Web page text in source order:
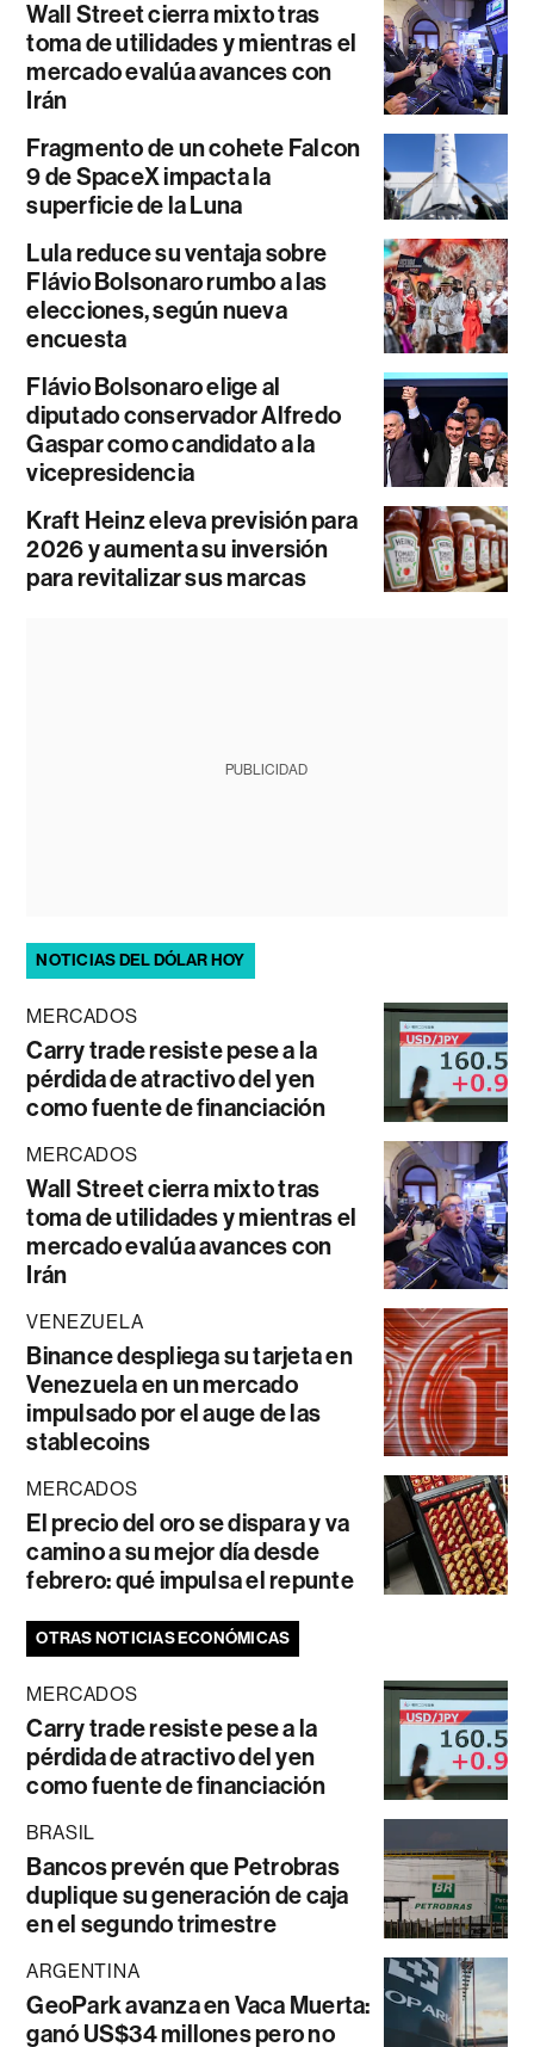
Wall Street cierra mixto tras
toma de utilidades y mientras el
mercado evalúa avances con
Irán
Fragmento de un cohete Falcon
9 de SpaceX impacta la
superficie de la Luna
Lula reduce su ventaja sobre
Flávio Bolsonaro rumbo a las
elecciones, según nueva
encuesta
Flávio Bolsonaro elige al
diputado conservador Alfredo
Gaspar como candidato a la
vicepresidencia
Kraft Heinz eleva previsión para
2026 y aumenta su inversión
para revitalizar sus marcas
PUBLICIDAD
NOTICIAS DEL DÓLAR HOY
MERCADOS
Carry trade resiste pese a la
pérdida de atractivo del yen
como fuente de financiación
MERCADOS
Wall Street cierra mixto tras
toma de utilidades y mientras el
mercado evalúa avances con
Irán
VENEZUELA
Binance despliega su tarjeta en
Venezuela en un mercado
impulsado por el auge de las
stablecoins
MERCADOS
El precio del oro se dispara y va
camino a su mejor día desde
febrero: qué impulsa el repunte
OTRAS NOTICIAS ECONÓMICAS
MERCADOS
Carry trade resiste pese a la
pérdida de atractivo del yen
como fuente de financiación
BRASIL
Bancos prevén que Petrobras
duplique su generación de caja
en el segundo trimestre
ARGENTINA
GeoPark avanza en Vaca Muerta:
ganó US$34 millones pero no